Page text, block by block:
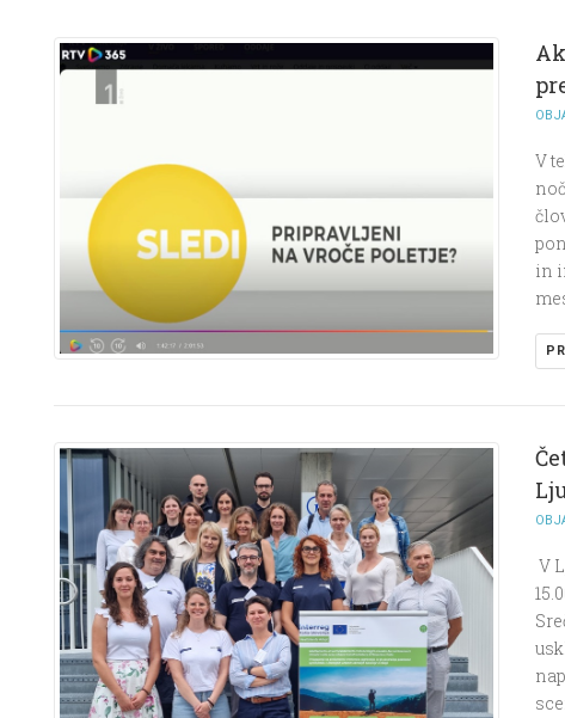
V
in
V